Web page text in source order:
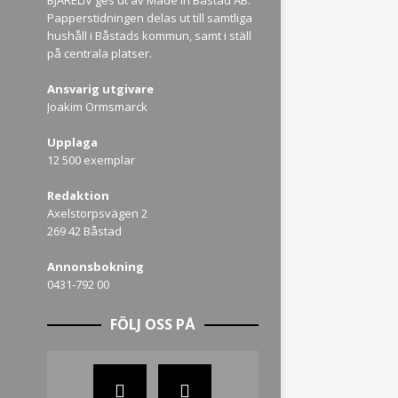
Papperstidningen delas ut till samtliga
hushåll i Båstads kommun, samt i ställ
på centrala platser.
Ansvarig utgivare
Joakim Ormsmarck
Upplaga
12 500 exemplar
Redaktion
Axelstorpsvägen 2
269 42 Båstad
Annonsbokning
0431-792 00
FÖLJ OSS PÅ